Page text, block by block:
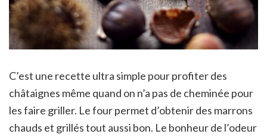
C’est une recette ultra simple pour profiter des
châtaignes même quand on n’a pas de cheminée pour
les faire griller. Le four permet d’obtenir des marrons
chauds et grillés tout aussi bon. Le bonheur de l’odeur